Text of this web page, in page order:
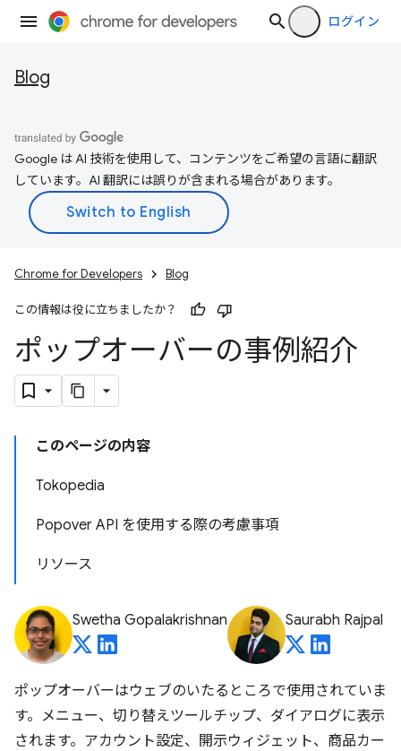
ログイン
Blog
Google は AI 技術を使用して、コンテンツをご希望の言語に翻訳
しています。AI 翻訳には誤りが含まれる場合があります。
Chrome for Developers Blog
この情報は役に立ちましたか？
ポップオーバーの事例紹介
このページの内容
Tokopedia
Popover API を使用する際の考慮事項
リソース
Swetha Gopalakrishnan Saurabh Rajpal
ポップオーバーはウェブのいたるところで使用されていま
す。メニュー、切り替えツールチップ、ダイアログに表示
されます。アカウント設定、開示ウィジェット、商品カー